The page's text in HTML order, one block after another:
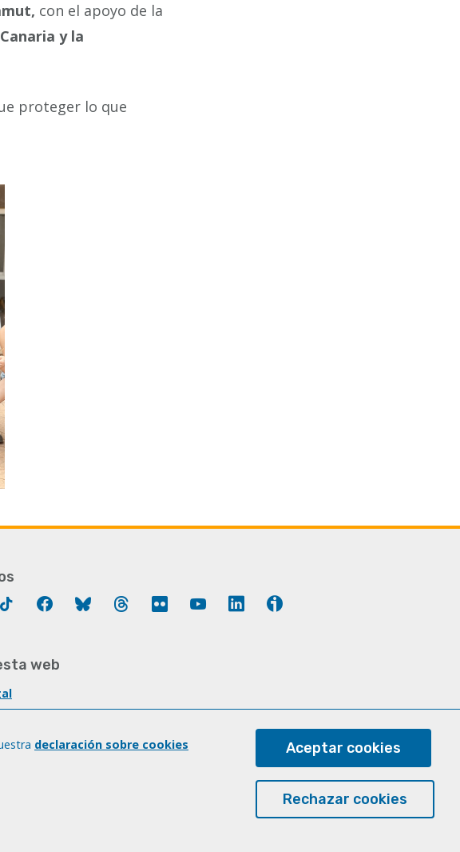
con el apoyo de la
y la
proteger lo que
FacebookBluesky Threads Flickr YouTube LinkedIn
web
Aceptar cookies
Rechazar cookies
declaración sobre cookies